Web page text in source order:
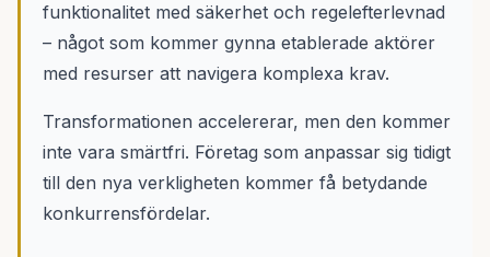
funktionalitet med säkerhet och regelefterlevnad
– något som kommer gynna etablerade aktörer
med resurser att navigera komplexa krav.
Transformationen accelererar, men den kommer
inte vara smärtfri. Företag som anpassar sig tidigt
till den nya verkligheten kommer få betydande
konkurrensfördelar.